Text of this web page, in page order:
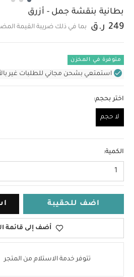
بطانية بنقشة جمل - أزرق
249 ر.ق بما في ذلك ضريبة القيمة
متوفرة في المخزن
استمتعي بشحن مجاني للطلبات غير بالأثاث
اختر بحجم:
لا حجم
الكمية:
1
اضف للحقيبة
أضف إلى قائمة
تتوفر خدمة الاستلام من المتجر